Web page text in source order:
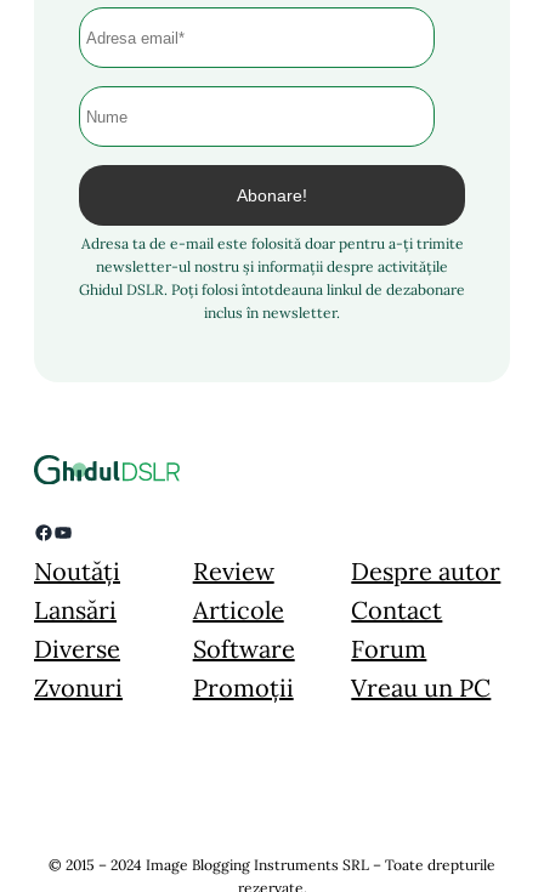
Adresa ta de e-mail este folosită doar pentru a-ți trimite
newsletter-ul nostru și informații despre activitățile
Ghidul DSLR. Poți folosi întotdeauna linkul de dezabonare
inclus în newsletter.
Facebook YouTube
Noutăți
Lansări
Diverse
Zvonuri
Review
Articole
Software
Promoții
Despre autor
Contact
Forum
Vreau un PC
© 2015 – 2024 Image Blogging Instruments SRL – Toate drepturile
rezervate.